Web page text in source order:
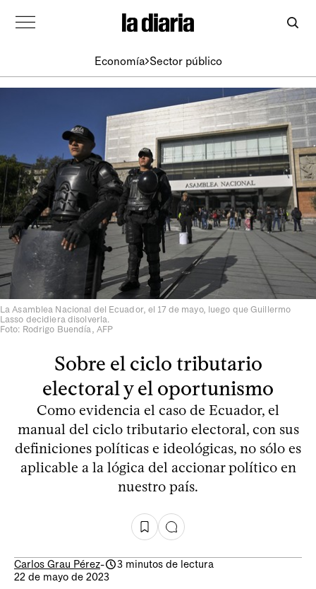
Economía Sector público
La Asamblea Nacional del Ecuador, el 17 de mayo, luego que Guillermo
Lasso decidiera disolverla.
Foto: Rodrigo Buendía, AFP
Sobre el ciclo tributario
electoral y el oportunismo
Como evidencia el caso de Ecuador, el
manual del ciclo tributario electoral, con sus
definiciones políticas e ideológicas, no sólo es
aplicable a la lógica del accionar político en
nuestro país.
Carlos Grau Pérez-
3 minutos de lectura
22 de mayo de 2023